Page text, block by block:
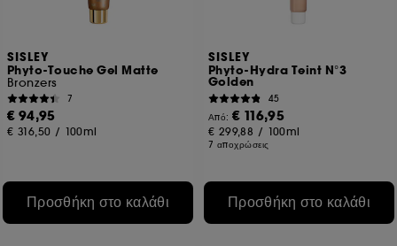
SISLEY
Phyto-Touche Gel Matte
Bronzers
7
€ 94,95
€ 316,50 / 100ml
Προσθήκη στο καλάθι
SISLEY
Phyto-Hydra Teint N°3
Golden
45
Από: € 116,95
€ 299,88 / 100ml
7 αποχρώσεις
Προσθήκη στο καλάθι